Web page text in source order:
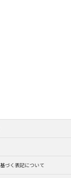
づく表記について